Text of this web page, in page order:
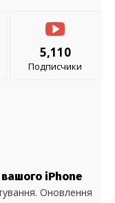
5,110
Подписчики
вашого iPhone
Оновлення